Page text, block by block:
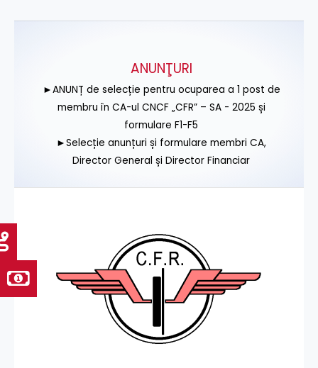
ANUNŢURI
►ANUNȚ de selecție pentru ocuparea a 1 post de
membru în CA-ul CNCF „CFR” – SA - 2025 și
formulare F1-F5
►Selecție anunțuri și formulare membri CA,
Director General și Director Financiar